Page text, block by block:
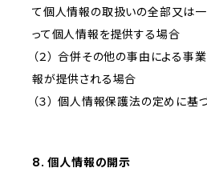
て個人情報の取扱いの全部又は
って個人情報を提供する場合
（２） 合併その他の事由による事
報が提供される場合
（３） 個人情報保護法の定めに
8. 個人情報の開示